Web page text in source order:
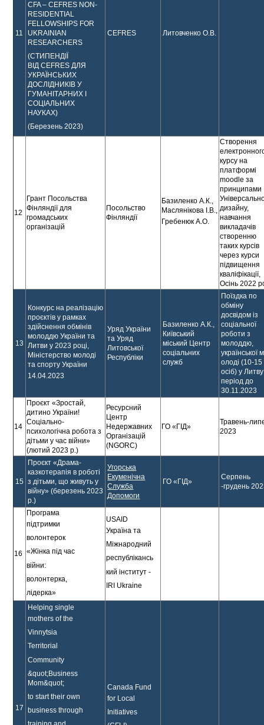
11
CFA – CEFRES NON-
RESIDENTIAL
FELLOWSHIPS FOR
UKRAINIAN
RESEARCHERS
(СТИПЕНДІЇ
ВІД CEFRES ДЛЯ
УКРАЇНСЬКИХ
ДОСЛІДНИКІВ У
ГУМАНІТАРНИХ І
СОЦІАЛЬНИХ
НАУКАХ)
(Березень 2023)
CEFRES Литовченко О.В.
12
Грант Посольства
Фінляндії для
громадських
організацій
Посольство
Фінляндії
Базиленко А.К.,
Маслянікова І.В.,
Гребенюк А.О.
Створення
курсу на
платформі
moodle за
принципами
дизайну,
навчання
викладачів
створенню
таких курсів
через курси
підвищення
кваліфікації,
Осінь 2022
13
Конкурс на реалізацію
проєктів у рамках
здійснення обмінів
молоддю України та
Литви у 2023 році,
Міністерство молоді
та спорту України
14.04.2023
Уряд України
та Уряд
Литовської
Республіки
Базиленко А.К.,
Київський
міський Центр
соціальних
служб
Поїздка по
обміну
досвідом із
соціальної
роботи з
молоддю,
української м
олоді (10-15
осіб) у
період до
30.11.2023
14
Проєкт «Зростай,
дитино України!
Соціально-
психологічна робота з
дітьми у час війни»
(лютий 2023 р.)
Ресурсний
Центр
Недержавних
Організацій
(NGORC)
ГО «ГІД»
Травень-
2023
15
Проєкт «Драма-
казкотерапія в роботі
з дітьми, що живуть у
війну» (березень 2023
р.)
Угорська
Екуменічна
Служба
Допомоги
ГО «ГІД»
Серпень
-грудень
16
Програма
підтримки
волонтерок
«Жінка під час
війни:
волонтерка,
лідерка»
USAID
Україна та
Міжнародний
республікансь
кий інститут -
IRI Ukraine
17
Helping single
mothers of the
Vinnytsia
Territorial
Community
&quot;Business
Mom&quot;
to start their own
business through
Canada Fund
for Local
Initiatives